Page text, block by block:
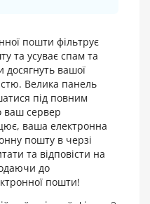
пошти фільтрує
та усуває спам та
досягнуть вашої
Велика панель
під повним
ваш сервер
ваша електронна
пошту в черзі
та відповісти на
до
пошти!